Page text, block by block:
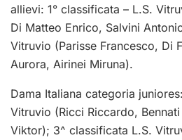
allievi: 1° classificata – L.S.
Di Matteo Enrico, Salvini
Vitruvio (Parisse Francesco, Di
Aurora, Airinei Miruna).
Dama Italiana categoria
Vitruvio (Ricci Riccardo,
Viktor); 3^ classificata L.S.